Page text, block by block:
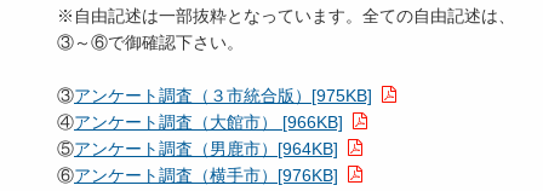
※自由記述は一部抜粋となっています。全ての自由記述は、
③～⑥で御確認下さい。
③アンケート調査（３市統合版）[975KB]
④アンケート調査（大館市） [966KB]
⑤アンケート調査（男鹿市）[964KB]
⑥アンケート調査（横手市）[976KB]